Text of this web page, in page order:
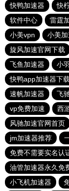
快鸭加速器
快
软件中心
雷霆
小美vpn
小美
旋风加速官网下载
飞鱼加速器
小
快鸭app加速器下
速帆加速器
飞
vp免费加速
西
风驰加速官网首页
jm加速器推荐
免费不需要实名认
油管加速器永久免
小飞机加速器